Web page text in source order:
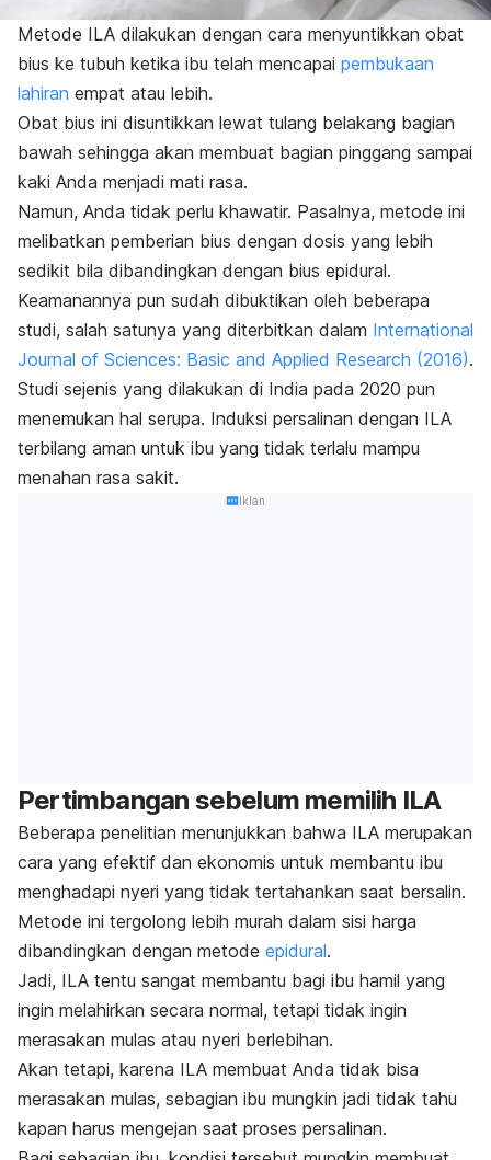
Metode ILA dilakukan dengan cara menyuntikkan obat
bius ke tubuh ketika ibu telah mencapai pembukaan
lahiran empat atau lebih.
Obat bius ini disuntikkan lewat tulang belakang bagian
bawah sehingga akan membuat bagian pinggang sampai
kaki Anda menjadi mati rasa.
Namun, Anda tidak perlu khawatir. Pasalnya, metode ini
melibatkan pemberian bius dengan dosis yang lebih
sedikit bila dibandingkan dengan bius epidural.
Keamanannya pun sudah dibuktikan oleh beberapa
studi, salah satunya yang diterbitkan dalam International
Journal of Sciences: Basic and Applied Research (2016).
Studi sejenis yang dilakukan di India pada 2020 pun
menemukan hal serupa. Induksi persalinan dengan ILA
terbilang aman untuk ibu yang tidak terlalu mampu
menahan rasa sakit.
Iklan
Pertimbangan sebelum memilih ILA
Beberapa penelitian menunjukkan bahwa ILA merupakan
cara yang efektif dan ekonomis untuk membantu ibu
menghadapi nyeri yang tidak tertahankan saat bersalin.
Metode ini tergolong lebih murah dalam sisi harga
dibandingkan dengan metode epidural.
Jadi, ILA tentu sangat membantu bagi ibu hamil yang
ingin melahirkan secara normal, tetapi tidak ingin
merasakan mulas atau nyeri berlebihan.
Akan tetapi, karena ILA membuat Anda tidak bisa
merasakan mulas, sebagian ibu mungkin jadi tidak tahu
kapan harus mengejan saat proses persalinan.